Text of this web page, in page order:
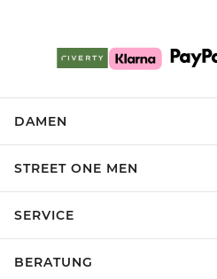
DAMEN
STREET ONE MEN
SERVICE
BERATUNG